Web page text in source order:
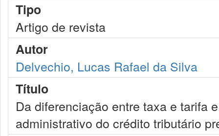
Tipo
Artigo de revista
Autor
Delvechio, Lucas Rafael da Silva
Título
Da diferenciação entre taxa e tarifa
administrativo do crédito tributário